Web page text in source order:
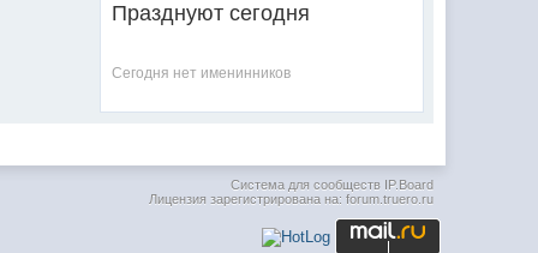
Празднуют сегодня
Сегодня нет именинников
Система для сообществ IP.Board
Лицензия зарегистрирована на: forum.truero.ru